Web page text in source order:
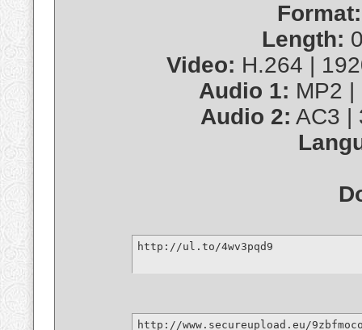
Format:
Length:
Video: H.264 |
Audio 1: MP2
Audio 2: AC3 |
http://ul.to/4wv3pqd9
http://www.secureupload.eu/